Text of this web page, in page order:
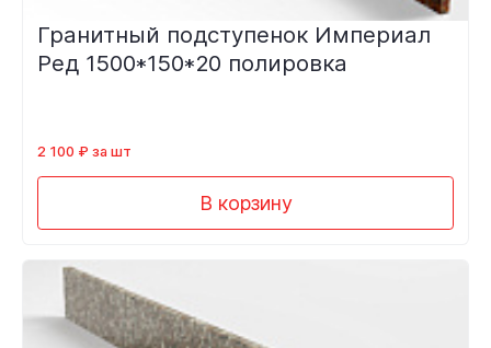
Гранитный подступенок Империал
Ред 1500*150*20 полировка
2 100 ₽ за шт
В корзину